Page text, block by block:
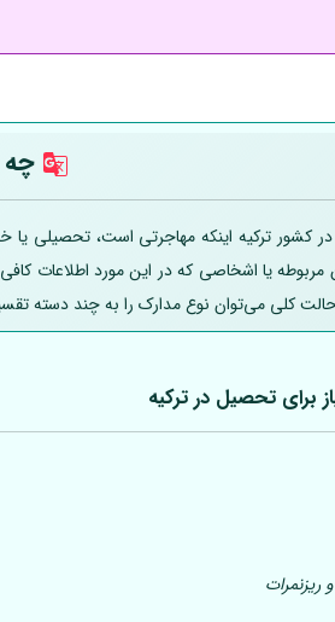
چه
کشور ترکیه اینکه مهاجرتی است، تحصیلی یا
مربوطه یا اشخاصی که در این مورد اطلاعات
کلی می‌توان نوع مدارک را به چند دسته
برای تحصیل در ترکیه